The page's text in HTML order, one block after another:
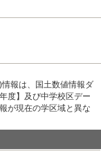
報は、国土数値情報ダ
度】及び中学校区デー
が現在の学区域と異な